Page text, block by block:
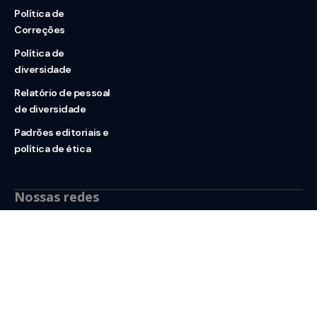
Política de
Correções
Política de
diversidade
Relatório de pessoal
de diversidade
Padrões editoriais e
política de ética
Nossas redes